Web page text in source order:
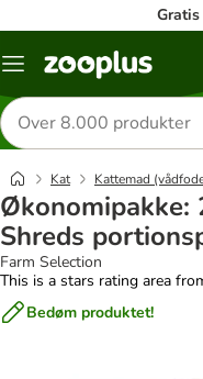
Menu
Søg
efter
produkter
Kat Kattemad
Økonomipakke:
Shreds
Farm Selection
This is a stars rating area
Bedøm produktet!